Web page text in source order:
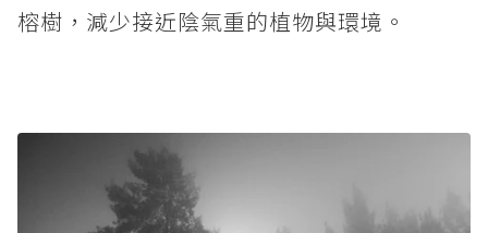
榕樹，減少接近陰氣重的植物與環境。